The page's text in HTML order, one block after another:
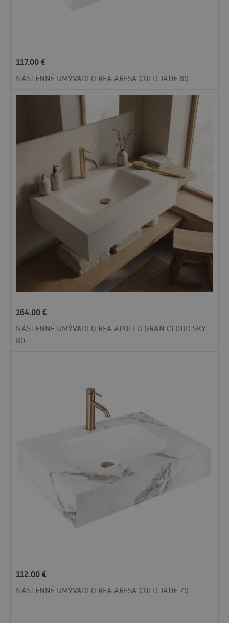
117.00€
NÁSTENNÉ UMÝVADLO REA ARESA COLD JADE 80
164.00€
NÁSTENNÉ UMÝVADLO REA APOLLO GRAN CLOUD SKY
80
112.00€
NÁSTENNÉ UMÝVADLO REA ARESA COLD JADE 70